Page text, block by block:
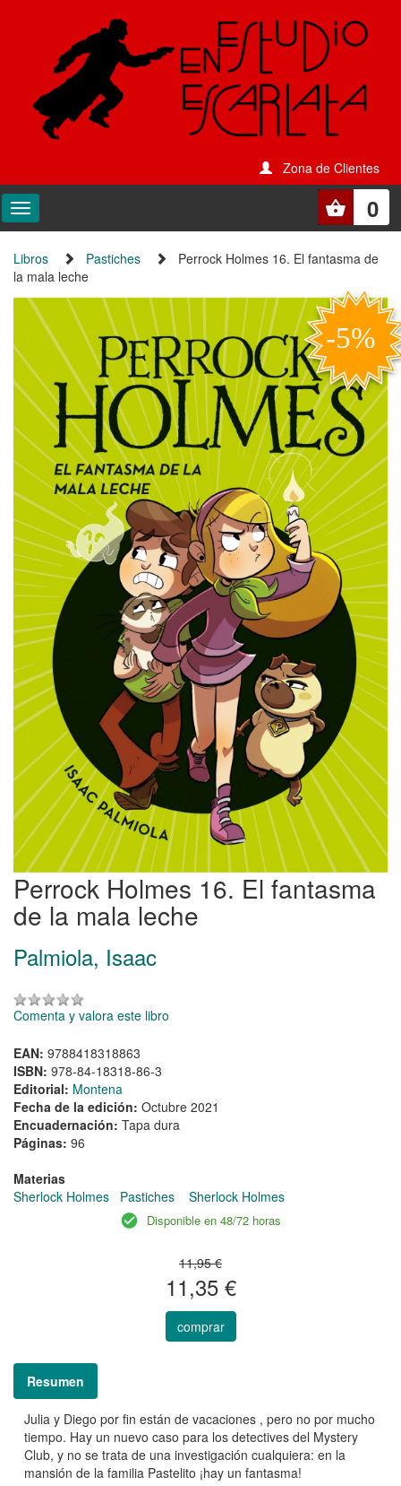
Zona de Clientes
0
Libros Pastiches
Perrock Holmes 16. El fantasma de
la mala leche
Perrock Holmes 16. El fantasma
de la mala leche
Palmiola, Isaac
Comenta y valora este libro
EAN: 9788418318863
ISBN: 978-84-18318-86-3
Editorial: Montena
Fecha de la edición: Octubre 2021
Encuadernación: Tapa dura
Páginas: 96
Materias
Sherlock Holmes
Pastiches Sherlock Holmes
Disponible en 48/72 horas
11,95 €
11,35 €
comprar
Resumen
Julia y Diego por fin están de vacaciones , pero no por mucho
tiempo. Hay un nuevo caso para los detectives del Mystery
Club, y no se trata de una investigación cualquiera: en la
mansión de la familia Pastelito ¡hay un fantasma!